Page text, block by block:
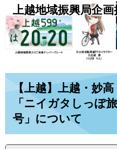
本
文
上越地域振興局企画
【上越】上越・妙
「ニイガタしっぽ
号」について